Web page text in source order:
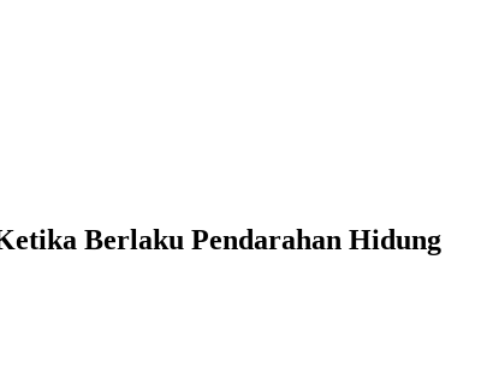
Berlaku Pendarahan Hidung